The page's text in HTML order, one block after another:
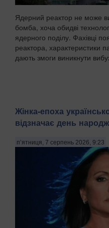
Ядерний реактор не може
бомба, хоча обидві
ядерного поділу. Фахівці
реактора, характеристики
дають змоги виникнути
Жінка-епоха
відзначає день
п’ятниця, 7 серпень 2026, 9:23